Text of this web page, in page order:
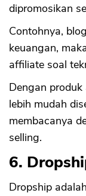
dipromosikan
Contohnya,
keuangan,
affiliate soal
Dengan
lebih mudah
membacanya
selling.
6.
Dropship